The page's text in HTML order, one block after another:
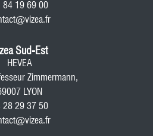
84 19 69 00
Sud-Est
HEVEA
Zimmermann,
LYON
28 29 37 50